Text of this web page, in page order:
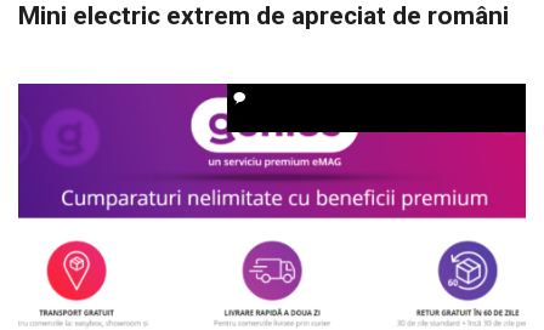
Mini electric extrem de apreciat de români